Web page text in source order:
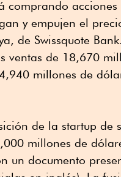
comprando
y empujen el
de Swissquote Bank.
ventas de 18,670
millones de
de la startup de
millones de
un documento